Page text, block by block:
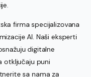
firma specijalizovana
AI. Naši eksperti
digitalne
otključaju puni
sa nama za